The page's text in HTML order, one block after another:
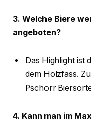
3. Welche Biere
angeboten?
Das Highlight ist
dem Holzfass.
Pschorr
4. Kann man im